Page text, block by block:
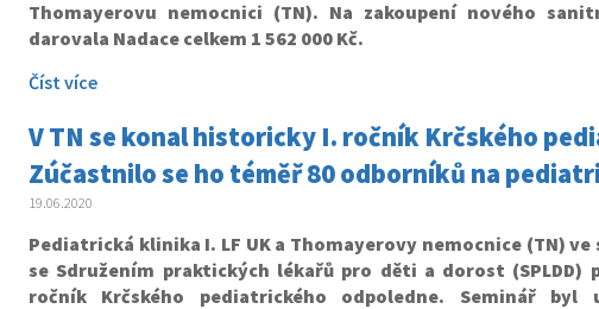
Thomayerovu nemocnici (TN). Na zakoupení nového
darovala Nadace celkem 1 562 000 Kč.
Číst více
V TN se konal historicky I. ročník Krčského
Zúčastnilo se ho téměř 80 odborníků na
19.06.2020
Pediatrická klinika I. LF UK a Thomayerovy nemocnice (TN) ve
se Sdružením praktických lékařů pro děti a dorost (SPLDD)
ročník Krčského pediatrického odpoledne. Seminář byl